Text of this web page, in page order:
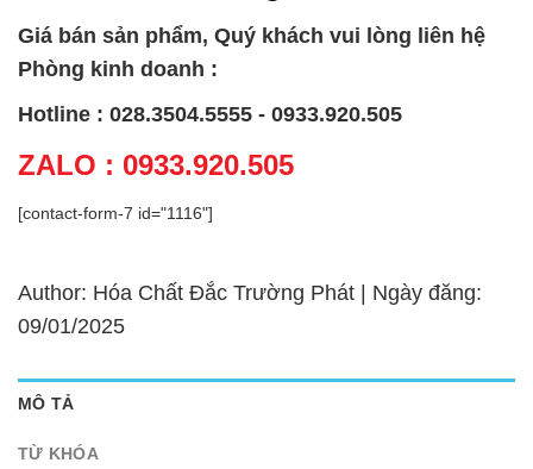
Giá bán sản phẩm, Quý khách vui lòng liên hệ
Phòng kinh doanh :
Hotline : 028.3504.5555 - 0933.920.505
ZALO : 0933.920.505
[contact-form-7 id="1116"]
Author: Hóa Chất Đắc Trường Phát | Ngày đăng:
09/01/2025
MÔ TẢ
TỪ KHÓA